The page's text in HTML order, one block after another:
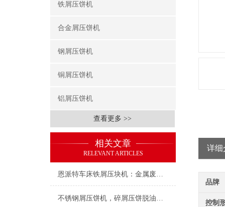
铁屑压饼机
合金屑压饼机
钢屑压饼机
铜屑压饼机
铝屑压饼机
查看更多 >>
相关文章
RELEVANT ARTICLES
恩派特车床铁屑压块机：金属废料处理新风尚
不锈钢屑压饼机，碎屑压饼脱油的好设备
详细
品牌
控制